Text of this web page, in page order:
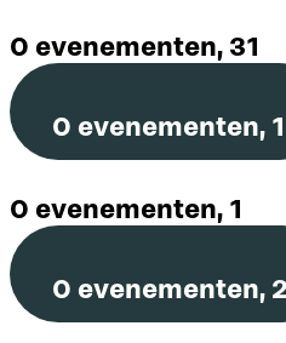
0 evenementen, 31
0 evenementen, 1
0 evenementen, 1
0 evenementen, 2